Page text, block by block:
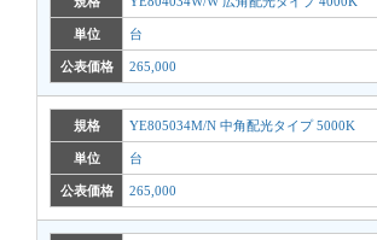
単位 台
公表価格 265,000
規格 YE805034M/N 中角配光タイプ 5000K
単位 台
公表価格 265,000